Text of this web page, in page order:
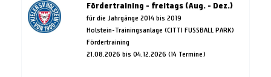
Fördertraining - freitags (Aug. - Dez.)
für die Jahrgänge 2014 bis 2019
Holstein-Trainingsanlage (CITTI FUSSBALL PARK)
Fördertraining
21.08.2026 bis 04.12.2026 (14 Termine)